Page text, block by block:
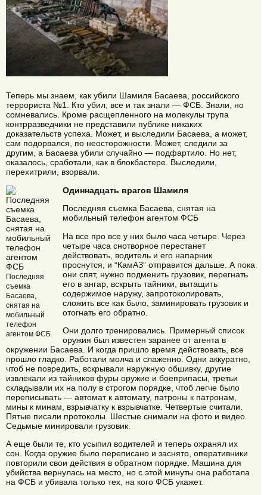
Теперь мы знаем, как убили Шамиля Басаева, российского
террориста №1. Кто убил, все и так знали — ФСБ. Знали, но
сомневались. Кроме расщепленного на молекулы трупа
контрразведчики не представили публике никаких
доказательств успеха. Может, и выследили Басаева, а может,
сам подорвался, по неосторожности. Может, следили за
другим, а Басаева убили случайно — подфартило. Но нет,
оказалось, сработали, как в блокбастере. Выследили,
перехитрили, взорвали.
Последняя
съемка
Басаева,
снятая на
мобильный
телефон
агентом ФСБ
Одиннадцать врагов Шамиля
Последняя съемка Басаева, снятая на
мобильный телефон агентом ФСБ
На все про все у них было часа четыре. Через
четыре часа снотворное перестанет
действовать, водитель и его напарник
проснутся, и “КамАЗ” отправится дальше. А пока
они спят, нужно подменить грузовик, перегнать
его в ангар, вскрыть тайники, вытащить
содержимое наружу, запротоколировать,
сложить все как было, заминировать грузовик и
отогнать его обратно.
Они долго тренировались. Примерный список
оружия был известен заранее от агента в
окружении Басаева. И когда пришло время действовать, все
прошло гладко. Работали молча и слаженно. Одни аккуратно,
чтоб не повредить, вскрывали наружную обшивку, другие
извлекали из тайников фуры оружие и боеприпасы, третьи
складывали их на полу в строгом порядке, чтоб легче было
переписывать — автомат к автомату, патроны к патронам,
мины к минам, взрывчатку к взрывчатке. Четвертые считали.
Пятые писали протоколы. Шестые снимали на фото и видео.
Седьмые минировали грузовик.
А еще были те, кто усыпил водителей и теперь охранял их
сон. Когда оружие было переписано и заснято, оперативники
повторили свои действия в обратном порядке. Машина для
убийства вернулась на место, но с этой минуты она работала
на ФСБ и убивала только тех, на кого ФСБ укажет.